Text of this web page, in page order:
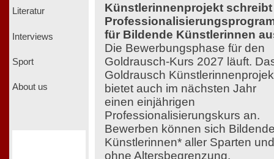
Literatur
Interviews
Sport
About us
Künstlerinnenprojekt schreibt
für Bildende Künstlerinnen
Die Bewerbungsphase für den
Goldrausch-Kurs 2027 läuft.
Goldrausch
bietet auch im nächsten Jahr
einen einjährigen
Professionalisierungskurs an.
Bewerben können sich
Künstlerinnen* aller Sparten und
ohne Altersbegrenzung.